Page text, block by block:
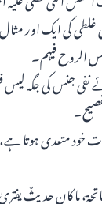
کی ایک اور
نفی جنس کی جگہ
خود متعدی ہوتا